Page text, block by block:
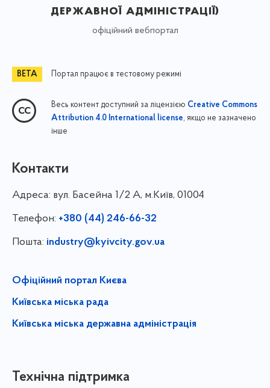
державної адміністрації)
офіційний вебпортал
Портал працює в тестовому режимі
Весь контент доступний за ліцензією Creative Commons
Attribution 4.0 International license, якщо не зазначено
інше
Контакти
Адреса: вул. Басейна 1/⁠2 А, м.Київ, 01004
Телефон: +380 (44) 246-66-32
Пошта: industry@kyivcity.gov.ua
Офіційний портал Києва
Київська міська рада
Київська міська державна адміністрація
Технічна підтримка